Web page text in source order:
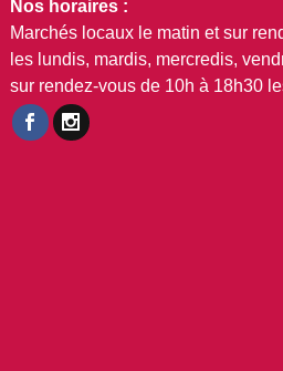
Nos horaires :
Marchés locaux le matin et sur
les lundis, mardis, mercredis,
sur rendez-vous de 10h à 18h30